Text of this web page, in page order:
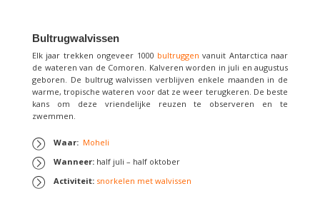
Bultrugwalvissen
Elk jaar trekken ongeveer 1000 bultruggen vanuit Antarctica naar
de wateren van de Comoren. Kalveren worden in juli en augustus
geboren. De bultrug walvissen verblijven enkele maanden in de
warme, tropische wateren voor dat ze weer terugkeren. De beste
kans om deze vriendelijke reuzen te observeren en te
zwemmen.
Waar: Moheli
Wanneer: half juli – half oktober
Activiteit: snorkelen met walvissen